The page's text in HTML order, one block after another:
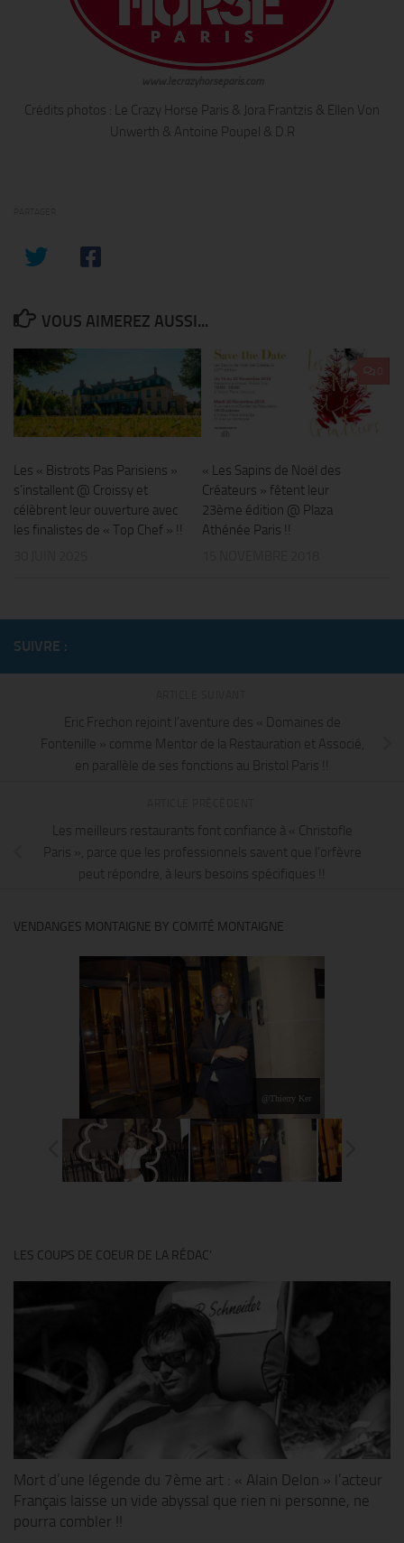
Crédits photos : Le Crazy Horse Paris & Jora Frantzis & Ellen Von
Unwerth & Antoine Poupel & D.R
VOUS AIMEREZ AUSSI...
Les « Bistrots Pas Parisiens »
s’installent @ Croissy et
célèbrent leur ouverture avec
les finalistes de « Top Chef » !!
« Les Sapins de Noël des
Créateurs » fêtent leur
23ème édition @ Plaza
Athénée Paris !!
SUIVRE :
Eric Frechon rejoint l’aventure des « Domaines de
Fontenille » comme Mentor de la Restauration et Associé,
en parallèle de ses fonctions au Bristol Paris !!
Les meilleurs restaurants font confiance à « Christofle
Paris », parce que les professionnels savent que l’orfèvre
peut répondre, à leurs besoins spécifiques !!
VENDANGES MONTAIGNE BY COMITÉ MONTAIGNE
@Thierry Ker
LES COUPS DE COEUR DE LA RÉDAC’
Mort d’une légende du 7ème art : « Alain Delon » l’acteur
Français laisse un vide abyssal que rien ni personne, ne
pourra combler !!